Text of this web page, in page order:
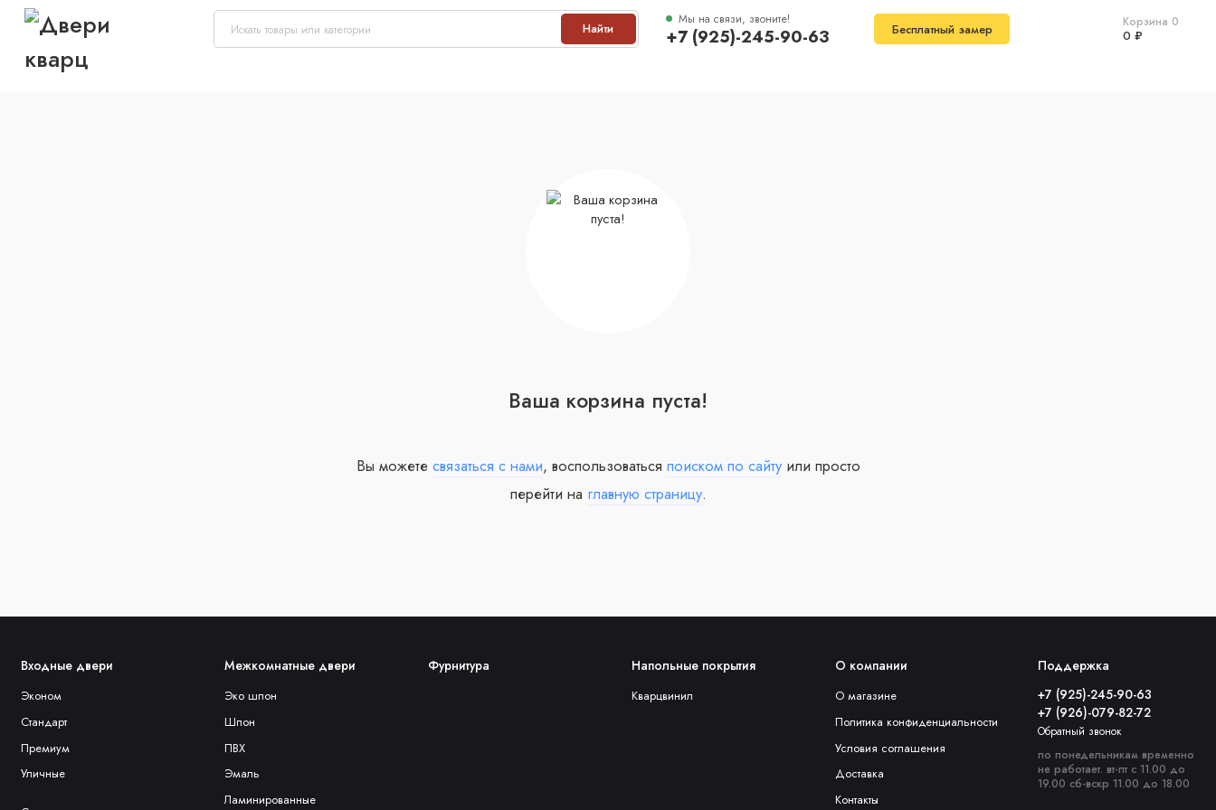
Найти
Мы на связи, звоните!
+7 (925)-245-90-63 Бесплатный замер Корзина 0
0 ₽
Межкомнатные двери
Ваша корзина пуста!
Вы можете связаться с нами, воспользоваться поиском по сайтуили просто
перейти на главную страницу.
Входные двери
Эконом
Стандарт
Премиум
Уличные
Межкомнатные двери
Эко шпон
Шпон
ПВХ
Эмаль
Ламинированные
Фурнитура Напольные покрытия
Кварцвинил
О компании
О магазине
Политика конфиденциальности
Условия соглашения
Доставка
Контакты
Поддержка
+7 (925)-245-90-63
+7 (926)-079-82-72
Обратный звонок
по понедельникам временно
не работает. вт-пт с 11.00 до
19.00 сб-вскр 11.00 до 18.00